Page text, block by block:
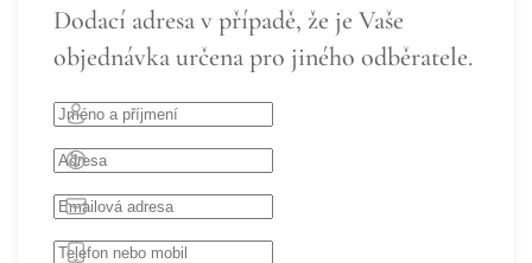
Dodací adresa v případě, že je Vaše
objednávka určena pro jiného odběratele.